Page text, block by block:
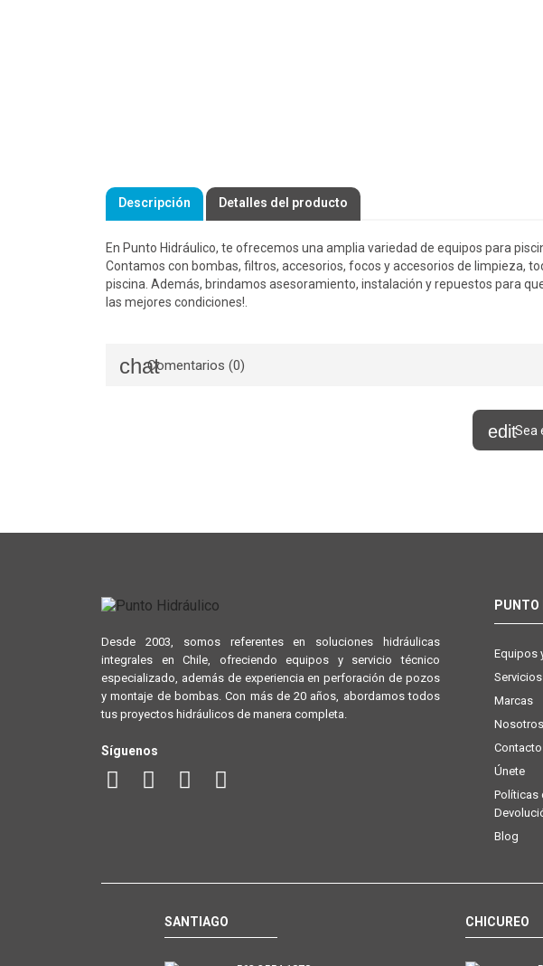
Descripción Detalles del producto
En Punto Hidráulico, te ofrecemos una amplia variedad de equipos para
Contamos con bombas, filtros, accesorios, focos y accesorios de limpieza,
piscina. Además, brindamos asesoramiento, instalación y repuestos para
las mejores condiciones!.
Comentarios (0)
Sea
Desde 2003, somos referentes en soluciones hidráulicas
integrales en Chile, ofreciendo equipos y servicio técnico
especializado, además de experiencia en perforación de pozos
y montaje de bombas. Con más de 20 años, abordamos todos
tus proyectos hidráulicos de manera completa.
Síguenos
PUNTO
Equipos
Servicios
Marcas
Nosotros
Únete
Políticas
Blog
SANTIAGO CHICUREO